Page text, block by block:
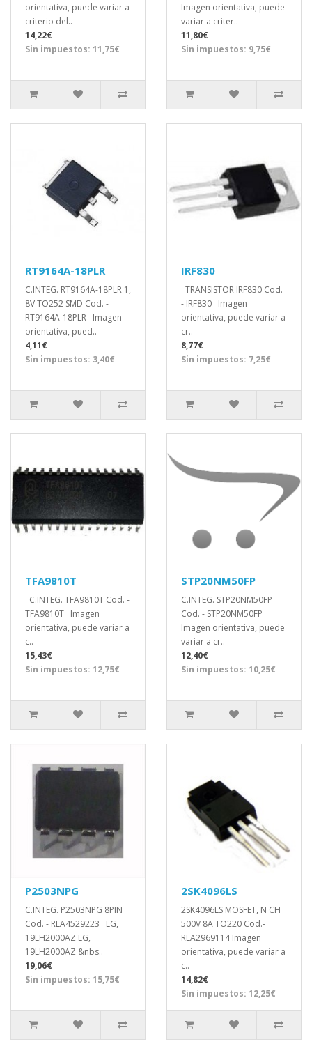
orientativa, puede variar a
criterio del..
14,22€
Sin impuestos: 11,75€
Imagen orientativa, puede
variar a criter..
11,80€
Sin impuestos: 9,75€
RT9164A-18PLR
C.INTEG. RT9164A-18PLR 1,
8V TO252 SMD Cod. -
RT9164A-18PLR Imagen
orientativa, pued..
4,11€
Sin impuestos: 3,40€
IRF830
TRANSISTOR IRF830 Cod.
- IRF830 Imagen
orientativa, puede variar a
cr..
8,77€
Sin impuestos: 7,25€
TFA9810T
C.INTEG. TFA9810T Cod. -
TFA9810T Imagen
orientativa, puede variar a
c..
15,43€
Sin impuestos: 12,75€
STP20NM50FP
C.INTEG. STP20NM50FP
Cod. - STP20NM50FP
Imagen orientativa, puede
variar a cr..
12,40€
Sin impuestos: 10,25€
P2503NPG
C.INTEG. P2503NPG 8PIN
Cod. - RLA4529223 LG,
19LH2000AZ LG,
19LH2000AZ &nbs..
19,06€
Sin impuestos: 15,75€
2SK4096LS
2SK4096LS MOSFET, N CH
500V 8A TO220 Cod.-
RLA2969114 Imagen
orientativa, puede variar a
c..
14,82€
Sin impuestos: 12,25€